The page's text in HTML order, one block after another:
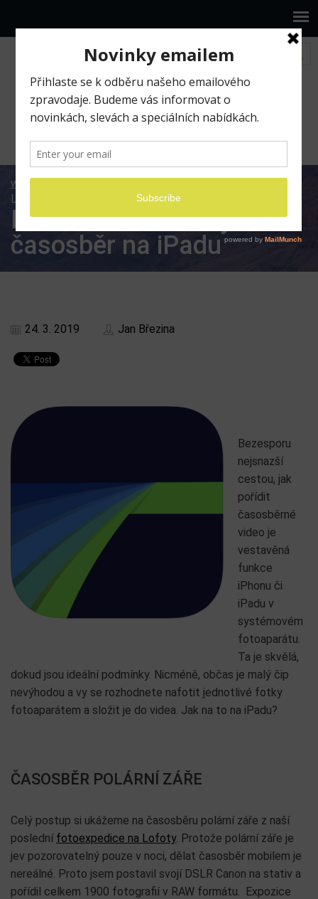
www.ilumio.cz
Lumafusion: Jak vytvořit časosběr na iPadu
Lumafusion: Jak vytvořit
časosběr na iPadu
24. 3. 2019 Jan Březina
Bezesporu
nejsnazší
cestou, jak
pořídit
časosběrné
video je
vestavěná
funkce
iPhonu či
iPadu v
systémovém
fotoaparátu.
Ta je skvělá,
dokud jsou ideální podmínky. Nicméně, občas je malý čip
nevýhodou a vy se rozhodnete nafotit jednotlivé fotky
fotoaparátem a složit je do videa. Jak na to na iPadu?
ČASOSBĚR POLÁRNÍ ZÁŘE
Celý postup si ukážeme na časosběru polární záře z naší
poslední fotoexpedice na Lofoty. Protože polární záře je
jev pozorovatelný pouze v noci, dělat časosběr mobilem je
nereálné. Proto jsem postavil svojí DSLR Canon na stativ a
pořídil celkem 1900 fotografií v RAW formátu. Expozice